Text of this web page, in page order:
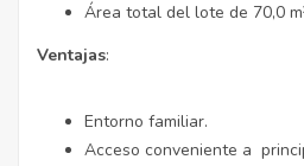
Área total del lote de 70,0
Ventajas:
Entorno familiar.
Acceso conveniente a